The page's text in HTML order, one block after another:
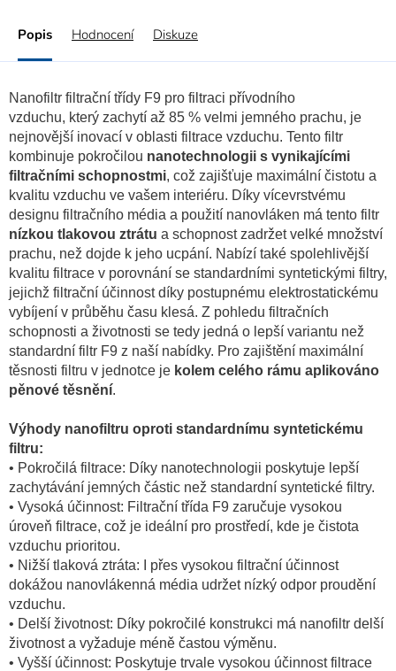
Popis Hodnocení Diskuze
Nanofiltr filtrační třídy F9 pro filtraci přívodního
vzduchu, který zachytí až 85 % velmi jemného prachu, je
nejnovější inovací v oblasti filtrace vzduchu. Tento filtr
kombinuje pokročilou nanotechnologii s vynikajícími
filtračními schopnostmi, což zajišťuje maximální čistotu a
kvalitu vzduchu ve vašem interiéru. Díky vícevrstvému
designu filtračního média a použití nanovláken má tento filtr
nízkou tlakovou ztrátu a schopnost zadržet velké množství
prachu, než dojde k jeho ucpání. Nabízí také spolehlivější
kvalitu filtrace v porovnání se standardními syntetickými filtry,
jejichž filtrační účinnost díky postupnému elektrostatickému
vybíjení v průběhu času klesá. Z pohledu filtračních
schopnosti a životnosti se tedy jedná o lepší variantu než
standardní filtr F9 z naší nabídky. Pro zajištění maximální
těsnosti filtru v jednotce je kolem celého rámu aplikováno
pěnové těsnění.
Výhody nanofiltru oproti standardnímu syntetickému
filtru:
• Pokročilá filtrace: Díky nanotechnologii poskytuje lepší
zachytávání jemných částic než standardní syntetické filtry.
• Vysoká účinnost: Filtrační třída F9 zaručuje vysokou
úroveň filtrace, což je ideální pro prostředí, kde je čistota
vzduchu prioritou.
• Nižší tlaková ztráta: I přes vysokou filtrační účinnost
dokážou nanovlákenná média udržet nízký odpor proudění
vzduchu.
• Delší životnost: Díky pokročilé konstrukci má nanofiltr delší
životnost a vyžaduje méně častou výměnu.
• Vyšší účinnost: Poskytuje trvale vysokou účinnost filtrace